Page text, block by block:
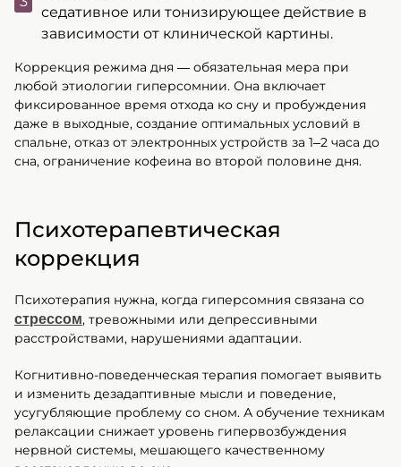
седативное или тонизирующее действие в
зависимости от клинической картины.
Коррекция режима дня — обязательная мера при
любой этиологии гиперсомнии. Она включает
фиксированное время отхода ко сну и пробуждения
даже в выходные, создание оптимальных условий в
спальне, отказ от электронных устройств за 1–2 часа до
сна, ограничение кофеина во второй половине дня.
Психотерапевтическая
коррекция
Психотерапия нужна, когда гиперсомния связана со
стрессом, тревожными или депрессивными
расстройствами, нарушениями адаптации.
Когнитивно-поведенческая терапия помогает выявить
и изменить дезадаптивные мысли и поведение,
усугубляющие проблему со сном. А обучение техникам
релаксации снижает уровень гипервозбуждения
нервной системы, мешающего качественному